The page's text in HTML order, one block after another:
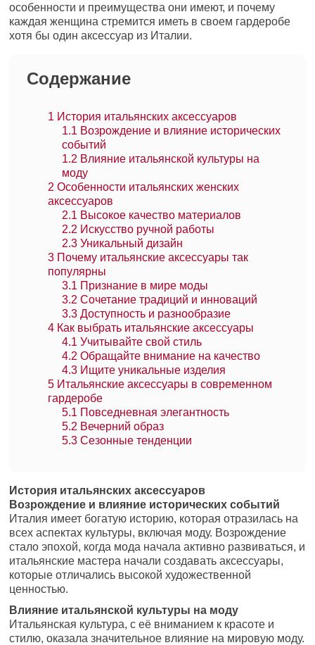
особенности и преимущества они имеют, и почему
каждая женщина стремится иметь в своем гардеробе
хотя бы один аксессуар из Италии.
Содержание
1 История итальянских аксессуаров
1.1 Возрождение и влияние исторических
событий
1.2 Влияние итальянской культуры на
моду
2 Особенности итальянских женских
аксессуаров
2.1 Высокое качество материалов
2.2 Искусство ручной работы
2.3 Уникальный дизайн
3 Почему итальянские аксессуары так
популярны
3.1 Признание в мире моды
3.2 Сочетание традиций и инноваций
3.3 Доступность и разнообразие
4 Как выбрать итальянские аксессуары
4.1 Учитывайте свой стиль
4.2 Обращайте внимание на качество
4.3 Ищите уникальные изделия
5 Итальянские аксессуары в современном
гардеробе
5.1 Повседневная элегантность
5.2 Вечерний образ
5.3 Сезонные тенденции
История итальянских аксессуаров
Возрождение и влияние исторических событий
Италия имеет богатую историю, которая отразилась на
всех аспектах культуры, включая моду. Возрождение
стало эпохой, когда мода начала активно развиваться, и
итальянские мастера начали создавать аксессуары,
которые отличались высокой художественной
ценностью.
Влияние итальянской культуры на моду
Итальянская культура, с её вниманием к красоте и
стилю, оказала значительное влияние на мировую моду.